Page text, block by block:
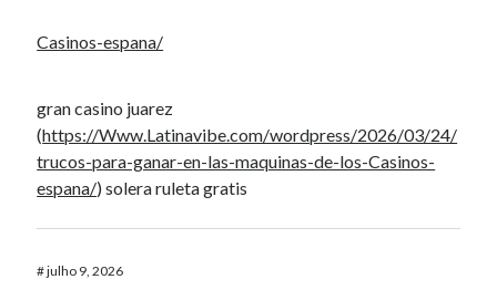
Casinos-espana/
gran casino juarez
(https://Www.Latinavibe.com/wordpress/2026/03/24/
trucos-para-ganar-en-las-maquinas-de-los-Casinos-
espana/) solera ruleta gratis
#julho 9, 2026